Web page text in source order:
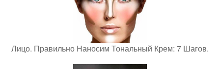
Лицо. Правильно Наносим Тональный Крем: 7 Шагов.